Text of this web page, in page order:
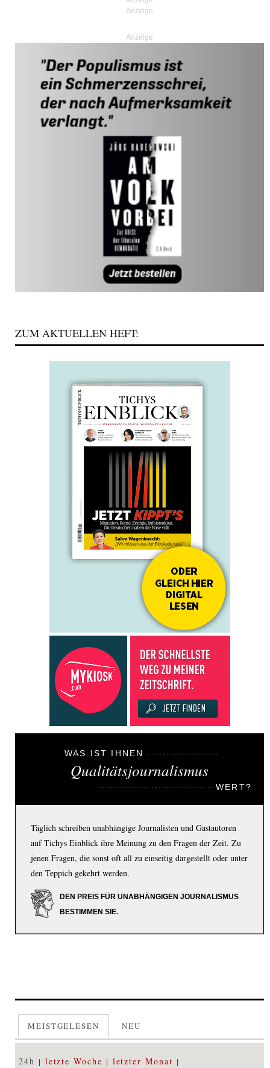
Anzeige
ZUM AKTUELLEN HEFT:
WAS IST IHNEN
Qualitätsjournalismus
WERT?
Täglich schreiben unabhängige Journalisten und Gastautoren
auf Tichys Einblick ihre Meinung zu den Fragen der Zeit. Zu
jenen Fragen, die sonst oft all zu einseitig dargestellt oder unter
den Teppich gekehrt werden.
DEN PREIS FÜR UNABHÄNGIGEN JOURNALISMUS
BESTIMMEN SIE.
MEISTGELESEN NEU
24h letzte Woche letzter Monat